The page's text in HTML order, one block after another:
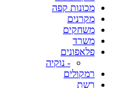
מכונות קפה
מקרנים
משחקים
משרד
פלאפונים
- נוקיה
רמקולים
רשת